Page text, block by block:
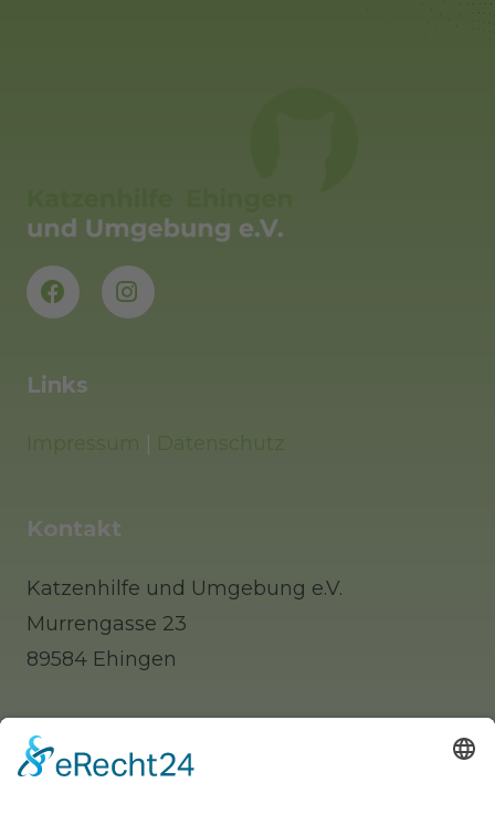
Links
Impressum Datenschutz
Kontakt
Katzenhilfe und Umgebung e.V.
Murrengasse 23
89584 Ehingen
Tel: 0 73 91 / 77 0 88 65 (Telefonisch erst
nachmittags zu erreichen)